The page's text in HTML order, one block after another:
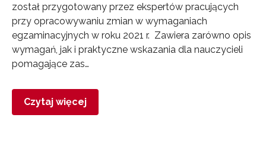
został przygotowany przez ekspertów pracujących
przy opracowywaniu zmian w wymaganiach
egzaminacyjnych w roku 2021 r. Zawiera zarówno opis
wymagań, jak i praktyczne wskazania dla nauczycieli
pomagające zas…
Czytaj więcej